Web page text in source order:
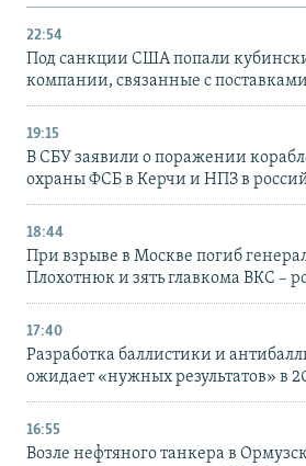
22:54
Под санкции США попали
компании, связанные с
19:15
В СБУ заявили о поражении
охраны ФСБ в Керчи и НПЗ в
18:44
При взрыве в Москве погиб
Плохотнюк и зять главкома ВКС –
17:40
Разработка баллистики и
ожидает «нужных результатов» в
16:55
Возле нефтяного танкера в